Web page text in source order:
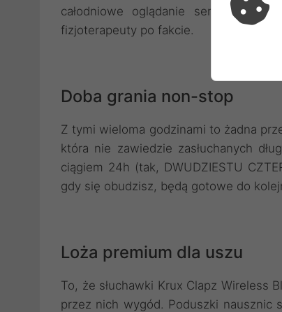
całodniowe oglądanie serialu, na
fizjoterapeuty po fakcie.
Doba grania non-stop
Z tymi wieloma godzinami to żadna
która nie zawiedzie zasłuchanych
ciągiem 24h (tak, DWUDZIESTU
gdy się obudzisz, będą gotowe do
Loża premium dla uszu
To, że słuchawki Krux Clapz Wireless
przez nich wygód. Poduszki nausznic